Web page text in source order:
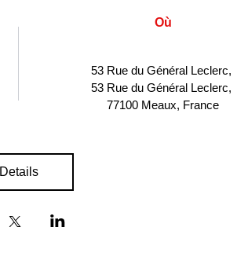
Où
53 Rue du Général Leclerc,
53 Rue du Général Leclerc,
77100 Meaux, France
Details